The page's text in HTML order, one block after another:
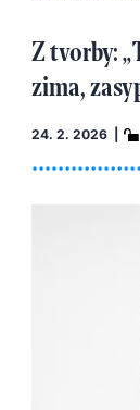
Z tvorby:
zima,
24. 2. 2026 |